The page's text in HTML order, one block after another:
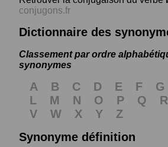
conjugons.fr
Dictionnaire des
Classement par ordre
synonymes
A B C D E F G
L
M N O P Q R
V
W X Y
Z
Synonyme définition